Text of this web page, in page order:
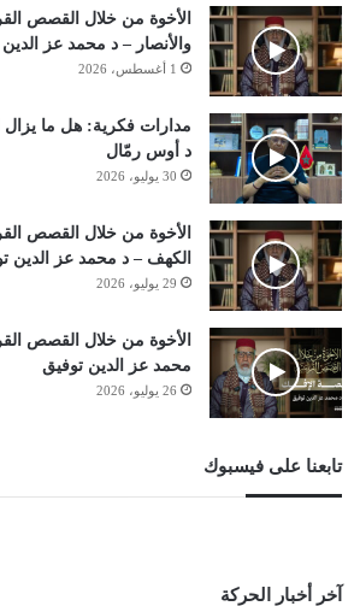
الأخوة من خلال القصص
والأنصار – د محمد عز
1 أغسطس، 2026
مدارات فكرية: هل ما يزال
د أوس رمّال
30 يوليو، 2026
الأخوة من خلال القصص
الكهف – د محمد عز الدين
29 يوليو، 2026
الأخوة من خلال القصص
محمد عز الدين توفيق
26 يوليو، 2026
تابعنا على فيسبوك
آخر أخبار الحركة